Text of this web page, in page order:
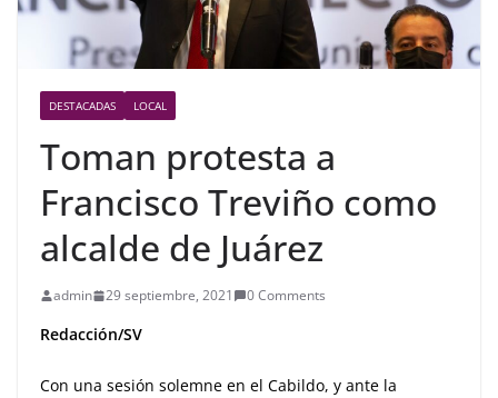
DESTACADAS LOCAL
Toman protesta a
Francisco Treviño como
alcalde de Juárez
admin 29 septiembre, 2021 0 Comments
Redacción/SV
Con una sesión solemne en el Cabildo, y ante la